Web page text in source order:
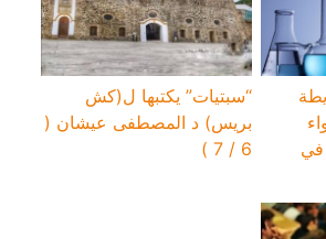
في
“سبتيات” يكتبها ل(كش
بريس) د المصطفى عيشان (
6 / 7 )